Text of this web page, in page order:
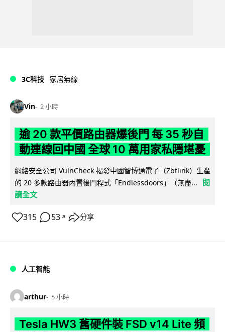
3C科技 家居無線
Vin 2 小時
逾 20 款平價路由器爆後門 每 35 秒自
動連線回中國 全球 10 萬用家私隱堪憂
網絡安全公司 VulnCheck 揭發中國智博通電子（Zbtlink）生產
的 20 多款路由器內置後門程式「Endlessdoors」（無盡...
閱
讀全文
315 53 ↗ 分享
人工智能
arthur 5 小時
Tesla HW3 舊硬件裝 FSD v14 Lite 頻